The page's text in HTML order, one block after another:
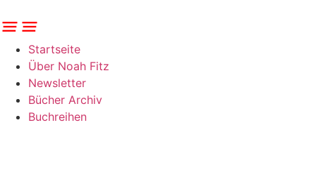
Inhalt
springenStartseite
Über Noah Fitz
Newsletter
Bücher Archiv
Buchreihen